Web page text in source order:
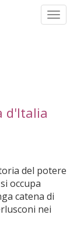
Menu
d'Italia
del potere
occupa
catena di
nei